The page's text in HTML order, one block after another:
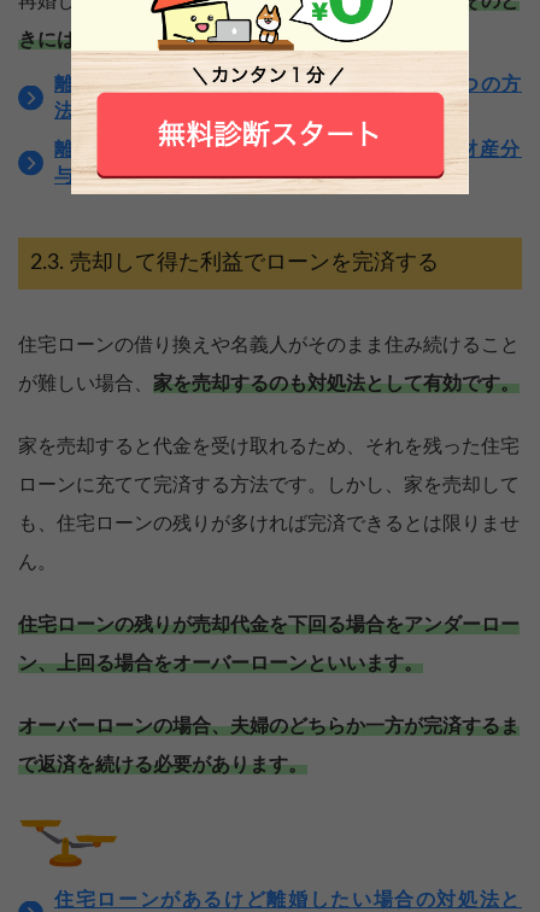
きには再度協議が必要になるので注意しましょう。
離婚後に住宅ローン返済中の家に妻が住む4つの方
法や注意点を紹介
離婚後住宅ローンが残る家に夫が住む際の財産分
与や返済方法を解説
売却して得た利益でローンを完済する
住宅ローンの借り換えや名義人がそのまま住み続けること
が難しい場合、 家を売却するのも対処法として有効です。
家を売却すると代金を受け取れるため、それを残った住宅
ローンに充てて完済する方法です。しかし、家を売却して
も、住宅ローンの残りが多ければ完済できるとは限りませ
ん。
住宅ローンの残りが売却代金を下回る場合をアンダーロー
ン、上回る場合をオーバーローンといいます。
オーバーローンの場合、夫婦のどちらか一方が完済するま
で返済を続ける必要があります。
住宅ローンがあるけど離婚したい場合の対処法と